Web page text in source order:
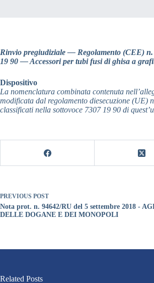
Rinvio pregiudiziale — Regolamento (CEE)
19 90 — Accessori per tubi fusi di ghisa a
Dispositivo
La nomenclatura combinata contenuta
modificata dal regolamento diesecuzione (UE)
classificati nella sottovoce 7307 19 90 di
PREVIOUS POST
Nota prot. n. 94642/RU del 5 settembre 2018 -
DELLE DOGANE E DEI MONOPOLI
Related Posts